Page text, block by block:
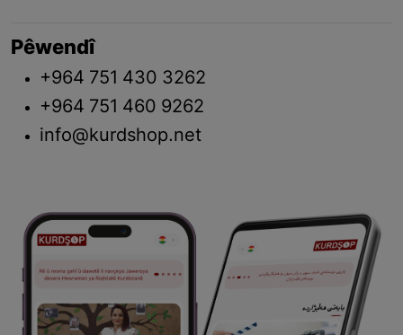
Pêwendî
+964 751 430 3262
+964 751 460 9262
info@kurdshop.net